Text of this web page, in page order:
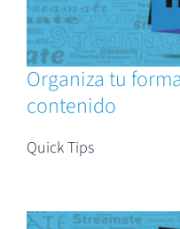
Organiza tu
contenido
Quick Tips